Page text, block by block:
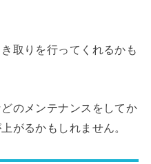
取りを行ってくれるかも
のメンテナンスをしてか
がるかもしれません。